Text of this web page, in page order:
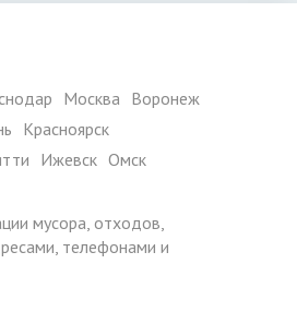
Москва Воронеж
Красноярск
Ижевск Омск
мусора, отходов,
телефонами и